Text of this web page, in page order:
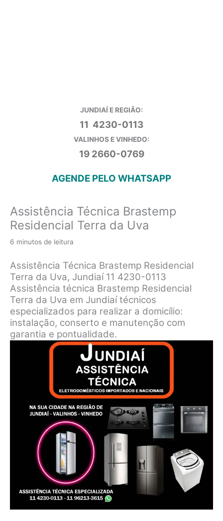
JUNDIAÍ E REGIÃO:
11 4230-0113
VALINHOS E VINHEDO:
19 2660-0769
AGENDE PELO WHATSAPP
Assistência Técnica Brastemp
Residencial Terra da Uva
6 minutos de leitura
Assistência Técnica Brastemp Residencial
Terra da Uva, Jundiaí 11 4230-0113
Assistência técnica Brastemp Residencial
Terra da Uva em Jundiaí técnicos
especializados para realizar a domicílio:
instalação, conserto e manutenção com
garantia e pontualidade.